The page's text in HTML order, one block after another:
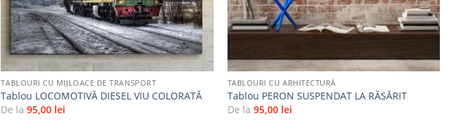
+
TABLOURI CU MIJLOACE DE TRANSPORT
Tablou LOCOMOTIVĂ DIESEL VIU COLORATĂ
De la95,00 lei
TABLOURI CU ARHITECTURĂ
Tablou PERON SUSPENDAT LA RĂSĂRIT
De la 95,00 lei